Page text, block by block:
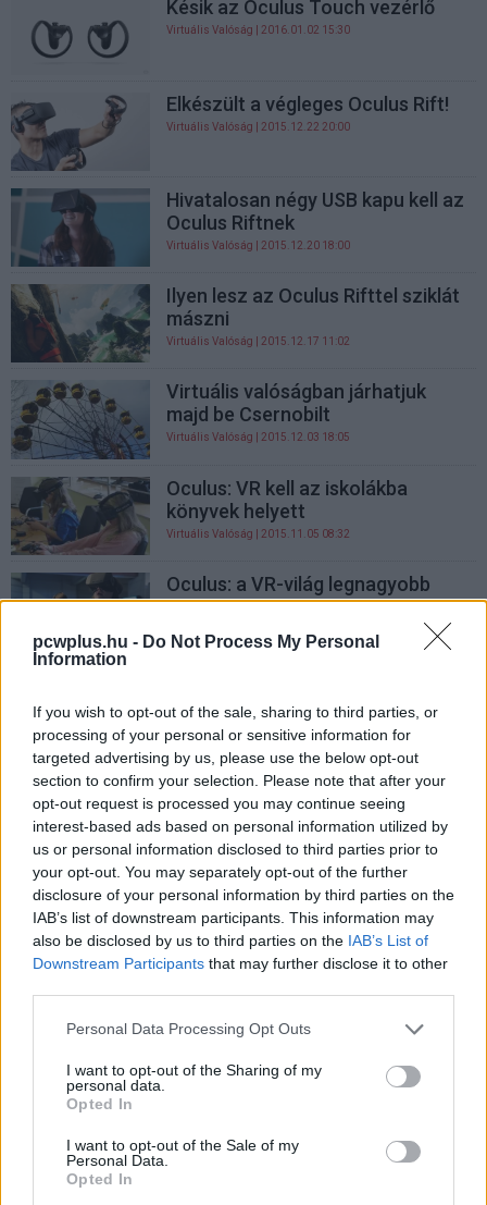
pcwplus.hu - Do Not Process My Personal
Information
If you wish to opt-out of the sale, sharing to third parties, or
processing of your personal or sensitive information for
targeted advertising by us, please use the below opt-out
section to confirm your selection. Please note that after your
opt-out request is processed you may continue seeing
interest-based ads based on personal information utilized by
us or personal information disclosed to third parties prior to
your opt-out. You may separately opt-out of the further
disclosure of your personal information by third parties on the
IAB’s list of downstream participants. This information may
also be disclosed by us to third parties on the IAB’s List of
Downstream Participants that may further disclose it to other
Please note that this website/app uses one or more Google
not limited to your visit or usage behaviour. You may click to
grant or deny consent to Google and its third-party tags to
use your data for below specified purposes in below Google
consent section.
Personal Data Processing Opt Outs
I want to opt-out of the Sharing of my
personal data.
Opted In
I want to opt-out of the Sale of my
Personal Data.
Opted In
Késik az Oculus Touch vezérlő
Virtuális Valóság | 2016.01.02 15:30
Elkészült a végleges Oculus Rift!
Virtuális Valóság | 2015.12.22 20:00
Hivatalosan négy USB kapu kell az
Oculus Riftnek
Virtuális Valóság | 2015.12.20 18:00
Ilyen lesz az Oculus Rifttel sziklát
mászni
Virtuális Valóság | 2015.12.17 11:02
Virtuális valóságban járhatjuk
majd be Csernobilt
Virtuális Valóság | 2015.12.03 18:05
Oculus: VR kell az iskolákba
könyvek helyett
Virtuális Valóság | 2015.11.05 08:32
Oculus: a VR-világ legnagyobb
gondja a kábel
AMD
Jönnek a mozifilmek a VR
headsetekre
Virtuális Valóság | 2015.09.28 14:01
Matricát kapnak az Oculus Rifttel
használható PC-k
Virtuális Valóság| 2015.09.27 17:00
Az Oculus még nem támogatja a
Windows 10-et
A VR-headset után itt a VR-
Példátlan összefogással terjedhet